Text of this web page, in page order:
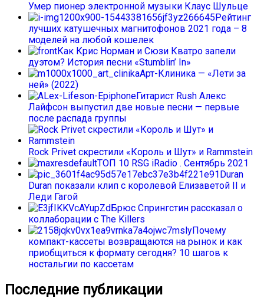
Умер пионер электронной музыки Клаус Шульце
Рейтинг
лучших катушечных магнитофонов 2021 года – 8
моделей на любой кошелек
Как Крис Норман и Сюзи Кватро запели
дуэтом? История песни «Stumblin’ In»
Арт-Клиника — «Лети за
ней» (2022)
Гитарист Rush Алекс
Лайфсон выпустил две новые песни — первые
после распада группы
Rock Privet скрестили «Король и Шут» и Rammstein
ТОП 10 RSG iRadio . Сентябрь 2021
Duran
Duran показали клип с королевой Елизаветой II и
Леди Гагой
Брюс Спрингстин рассказал о
коллаборации с The Killers
Почему
компакт-кассеты возвращаются на рынок и как
приобщиться к формату сегодня? 10 шагов к
ностальгии по кассетам
Последние публикации